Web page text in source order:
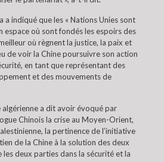
a indiqué que les « Nations Unies sont
espace où sont fondés les espoirs des
où règnent la justice, la paix et
de voir la Chine poursuivre son action
en tant que représentant des
et des mouvements de
a dit avoir évoqué par
Chinois la crise au Moyen-Orient,
la pertinence de l’initiative
de la Chine à la solution des deux
deux parties dans la sécurité et la